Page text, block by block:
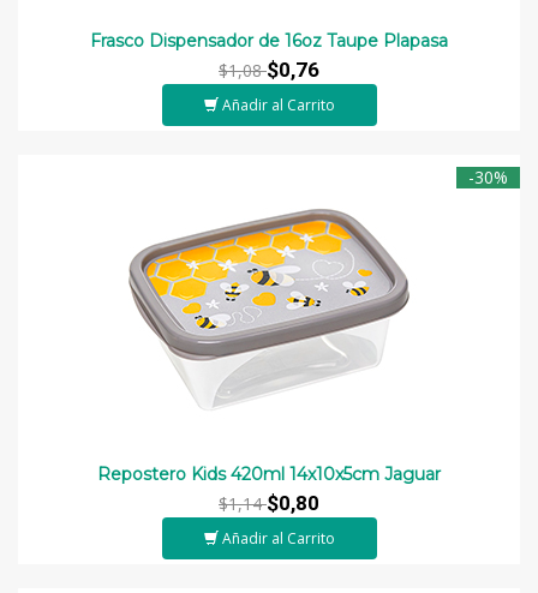
Frasco Dispensador de 16oz Taupe Plapasa
$1,08$0,76
Añadir al Carrito
-30%
Repostero Kids 420ml 14x10x5cm Jaguar
$1,14$0,80
Añadir al Carrito